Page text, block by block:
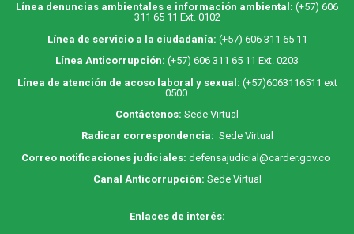
Línea denuncias ambientales e información ambiental: (+57) 606
311 65 11 Ext. 0102
Línea de servicio a la ciudadanía: (+57) 606 311 65 11
Línea Anticorrupción: (+57) 606 311 65 11 Ext. 0203
Línea de atención de acoso laboral y sexual: (+57)6063116511 ext
0500.
Contáctenos: Sede Virtual
Radicar correspondencia: Sede Virtual
Correo notificaciones judiciales: defensajudicial@carder.gov.co
Canal Anticorrupción: Sede Virtual
Enlaces de interés: